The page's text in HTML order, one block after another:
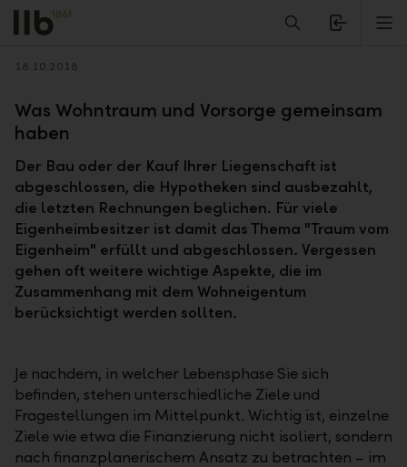
Alerts.Headline
Zurück
18.10.2018
Was Wohntraum und Vorsorge gemeinsam
haben
Der Bau oder der Kauf Ihrer Liegenschaft ist
abgeschlossen, die Hypotheken sind ausbezahlt,
die letzten Rechnungen beglichen. Für viele
Eigenheimbesitzer ist damit das Thema "Traum vom
Eigenheim" erfüllt und abgeschlossen. Vergessen
gehen oft weitere wichtige Aspekte, die im
Zusammenhang mit dem Wohneigentum
berücksichtigt werden sollten.
Je nachdem, in welcher Lebensphase Sie sich
befinden, stehen unterschiedliche Ziele und
Fragestellungen im Mittelpunkt. Wichtig ist, einzelne
Ziele wie etwa die Finanzierung nicht isoliert, sondern
nach finanzplanerischem Ansatz zu betrachten – im